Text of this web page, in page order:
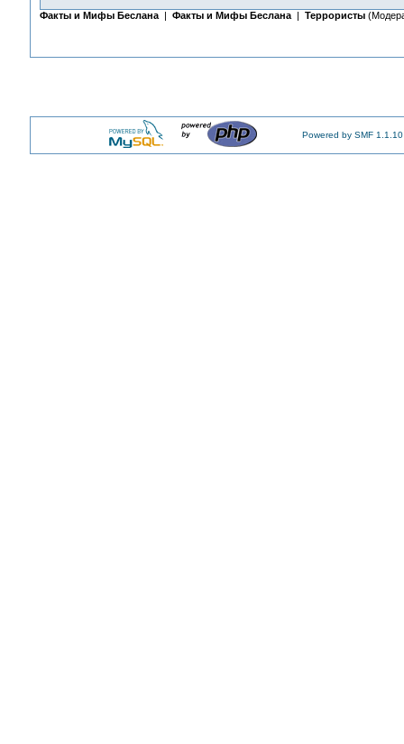
Факты и Мифы Беслана| Факты и Мифы Беслана| Террористы
Powered by SMF 1.1.10